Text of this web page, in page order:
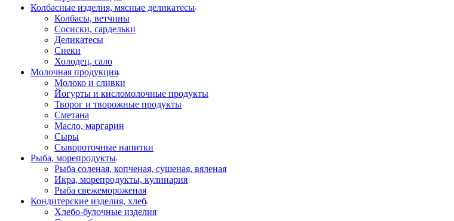
Колбасные изделия, мясные деликатесы
Колбасы, ветчины
Сосиски, сардельки
Деликатесы
Снеки
Холодец, сало
Молочная продукция
Молоко и сливки
Йогурты и кисломолочные продукты
Творог и творожные продукты
Сметана
Масло, маргарин
Сыры
Сывороточные напитки
Рыба, морепродукты
Рыба соленая, копченая, сушеная, вяленая
Икра, морепродукты, кулинария
Рыба свежемороженая
Кондитерские изделия, хлеб
Хлебо-булочные изделия